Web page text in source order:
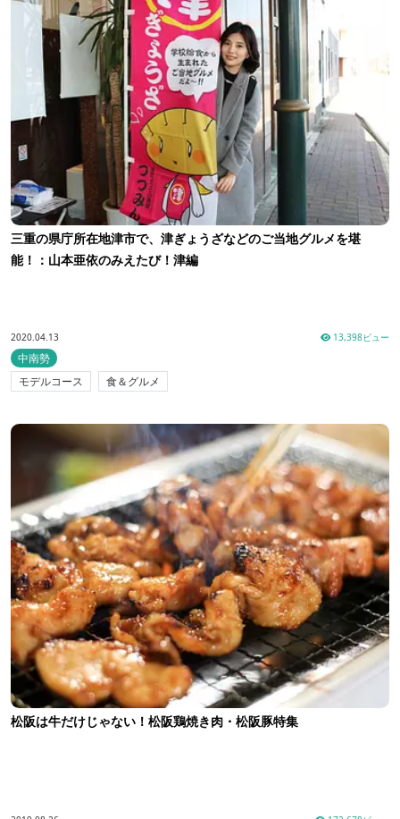
三重の県庁所在地津市で、津ぎょうざなどのご当地グルメを堪
能！：山本亜依のみえたび！津編
2020.04.13 13,398ビュー
中南勢
モデルコース
食＆グルメ
松阪は牛だけじゃない！松阪鶏焼き肉・松阪豚特集